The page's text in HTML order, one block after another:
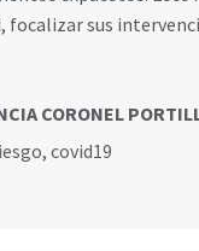
focalizar sus
CORONEL
, covid19